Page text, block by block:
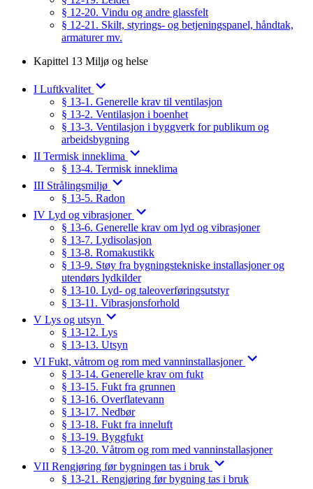
§ 12-20. Vindu og andre glassfelt
§ 12-21. Skilt, styrings- og betjeningspanel, håndtak,
armaturer mv.
Kapittel 13 Miljø og helse
I Luftkvalitet
§ 13-1. Generelle krav til ventilasjon
§ 13-2. Ventilasjon i boenhet
§ 13-3. Ventilasjon i byggverk for publikum og
arbeidsbygning
II Termisk inneklima
§ 13-4. Termisk inneklima
III Strålingsmiljø
§ 13-5. Radon
IV Lyd og vibrasjoner
§ 13-6. Generelle krav om lyd og vibrasjoner
§ 13-7. Lydisolasjon
§ 13-8. Romakustikk
§ 13-9. Støy fra bygningstekniske installasjoner og
utendørs lydkilder
§ 13-10. Lyd- og taleoverføringsutstyr
§ 13-11. Vibrasjonsforhold
V Lys og utsyn
§ 13-12. Lys
§ 13-13. Utsyn
VI Fukt, våtrom og rom med vanninstallasjoner
§ 13-14. Generelle krav om fukt
§ 13-15. Fukt fra grunnen
§ 13-16. Overflatevann
§ 13-17. Nedbør
§ 13-18. Fukt fra inneluft
§ 13-19. Byggfukt
§ 13-20. Våtrom og rom med vanninstallasjoner
VII Rengjøring før bygningen tas i bruk
§ 13-21. Rengjøring før bygning tas i bruk